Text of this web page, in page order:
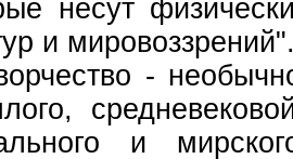
несут
и
-
и